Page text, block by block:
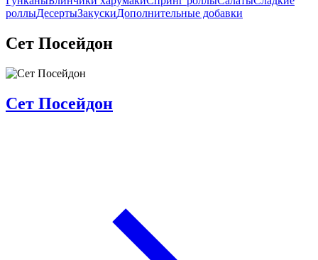
роллыДесертыЗакускиДополнительные добавки
Сет Посейдон
Сет Посейдон